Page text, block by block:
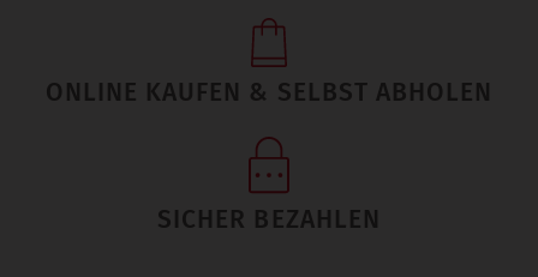
ONLINE KAUFEN & SELBST ABHOLEN
SICHER BEZAHLEN